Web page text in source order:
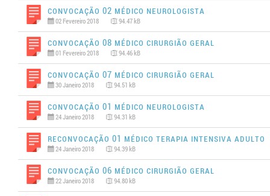
Convocação 02 Médico Neurologista
02 Fevereiro 2018 94.47 kB
Convocação 08 Médico Cirurgião Geral
01 Fevereiro 2018 94.46 kB
Convocação 07 Médico Cirurgião Geral
30 Janeiro 2018 94.51 kB
Convocação 01 Médico Neurologista
24 Janeiro 2018 94.31 kB
Reconvocação 01 Médico Terapia Intensiva Adulto
24 Janeiro 2018 94.39 kB
Convocação 06 Médico Cirurgião Geral
22 Janeiro 2018 94.80 kB